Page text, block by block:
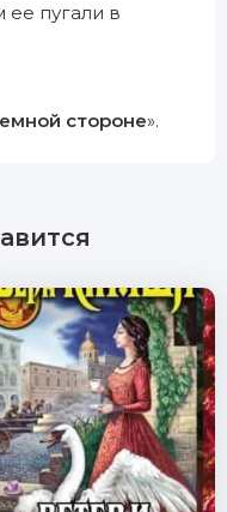
ее пугали в
стороне».